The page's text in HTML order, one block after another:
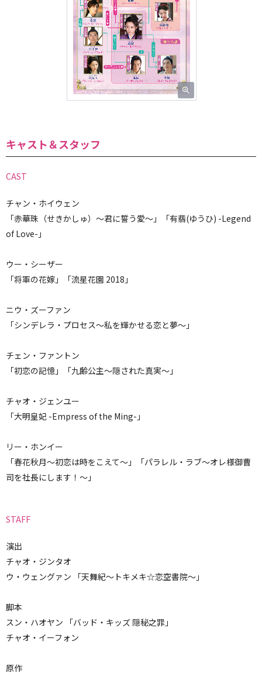
キャスト＆スタッフ
CAST
チャン・ホイウェン
「赤華珠（せきかしゅ）～君に誓う愛～」「有翡(ゆうひ) -Legend
of Love-」
ウー・シーザー
「将軍の花嫁」「流星花園 2018」
ニウ・ズーファン
「シンデレラ・プロセス～私を輝かせる恋と夢～」
チェン・ファントン
「初恋の記憶」「九齢公主～隠された真実～」
チャオ・ジェンユー
「大明皇妃 -Empress of the Ming-」
リー・ホンイー
「春花秋月～初恋は時をこえて～」
「パラレル・ラブ～オレ様御曹
司を社長にします！～」
STAFF
演出
チャオ・ジンタオ
ウ・ウェングァン 「天舞紀～トキメキ☆恋空書院～」
脚本
スン・ハオヤン 「バッド・キッズ 隠秘之罪」
チャオ・イーフォン
原作